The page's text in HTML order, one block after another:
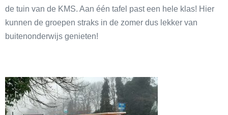
de tuin van de KMS. Aan één tafel past een hele klas! Hier
kunnen de groepen straks in de zomer dus lekker van
buitenonderwijs genieten!